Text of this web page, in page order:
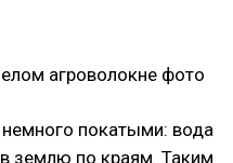
агроволокне фото
покатыми: вода
землю по краям. Таким